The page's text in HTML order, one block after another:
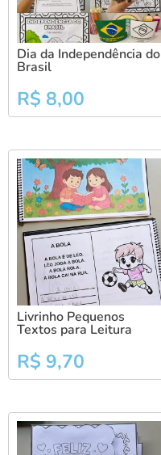
Dia da Independência do
Brasil
R$ 8,00
Livrinho Pequenos
Textos para Leitura
R$ 9,70